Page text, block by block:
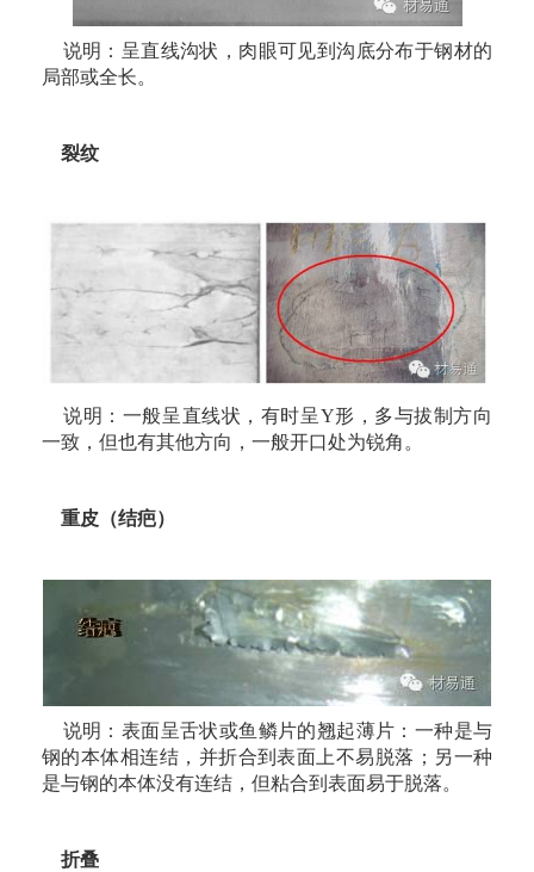
说明：呈直线沟状，肉眼可见到沟底分布于钢材的
局部或全长。
裂纹
说明：一般呈直线状，有时呈Y形，多与拔制方向
一致，但也有其他方向，一般开口处为锐角。
重皮（结疤）
说明：表面呈舌状或鱼鳞片的翘起薄片：一种是与
钢的本体相连结，并折合到表面上不易脱落；另一种
是与钢的本体没有连结，但粘合到表面易于脱落。
折叠